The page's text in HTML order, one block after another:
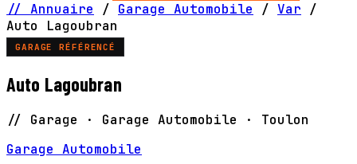
// Annuaire / Garage Automobile / Var
/
Auto Lagoubran
GARAGE RÉFÉRENCÉ
Auto Lagoubran
// Garage · Garage Automobile · Toulon
Garage Automobile